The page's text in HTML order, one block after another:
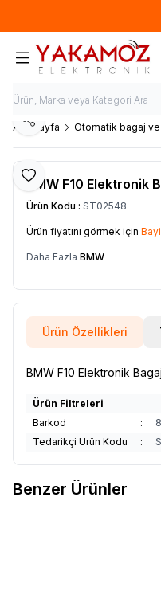
Ana Sayfa Otomatik bagaj
Favoriye Ekle
Paylaş
BMW F10 Elektronik
Ürün Kodu : ST02548
Ürün fiyatını görmek için
Daha Fazla BMW
Ürün Özellikleri
BMW F10 Elektronik
Ürün Filtreleri
Barkod
:
Tedarikçi Ürün Kodu
:
Benzer Ürünler